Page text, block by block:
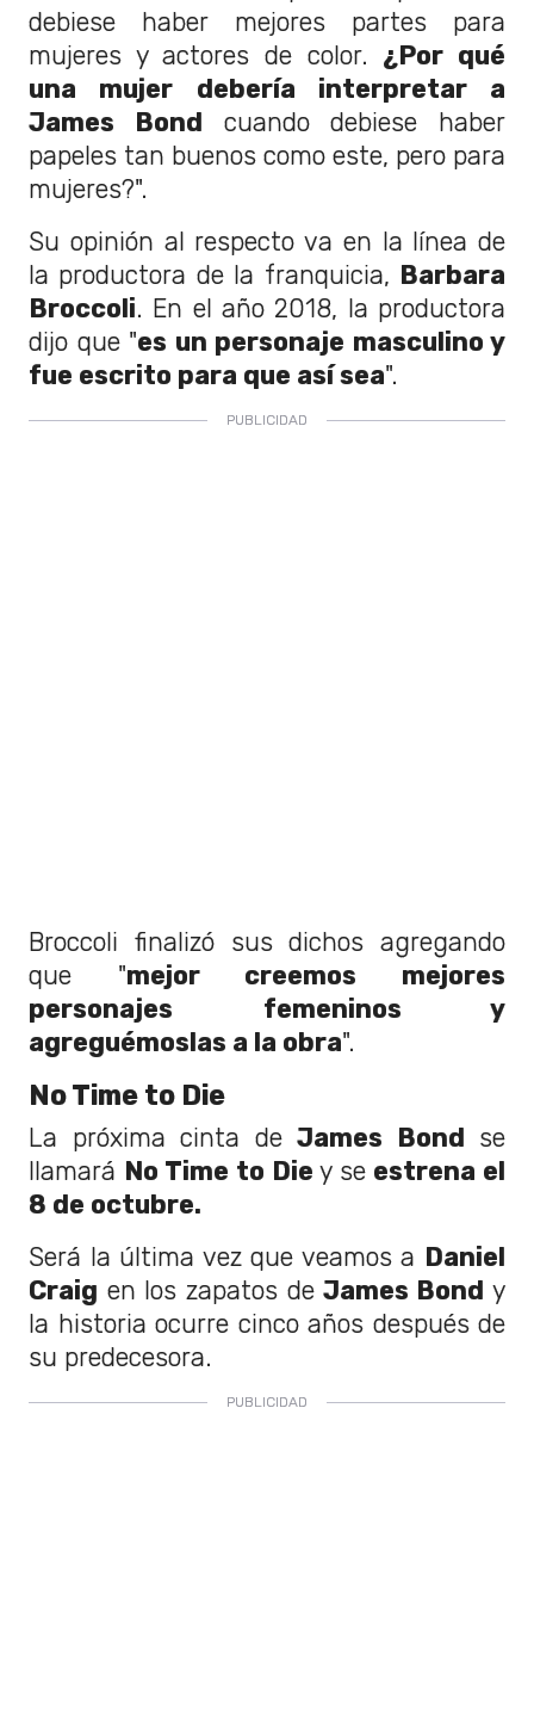
debiese haber mejores partes para
mujeres y actores de color. ¿Por qué
una mujer debería interpretar a
James Bond cuando debiese haber
papeles tan buenos como este, pero para
mujeres?".
Su opinión al respecto va en la línea de
la productora de la franquicia, Barbara
Broccoli. En el año 2018, la productora
dijo que "es un personaje masculino y
fue escrito para que así sea".
Broccoli finalizó sus dichos agregando
que "mejor creemos mejores
personajes femeninos y
agreguémoslas a la obra".
No Time to Die
La próxima cinta de James Bond se
llamará No Time to Die y se estrena el
8 de octubre.
Será la última vez que veamos a Daniel
Craig en los zapatos deJames Bond y
la historia ocurre cinco años después de
su predecesora.